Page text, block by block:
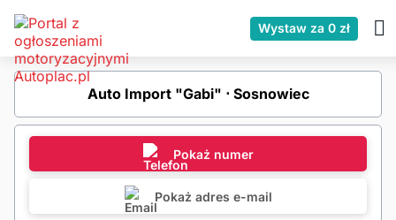
Wystaw za 0 zł
Auto Import "Gabi" ⋅ Sosnowiec
Pokaż numer
Pokaż adres e-mail